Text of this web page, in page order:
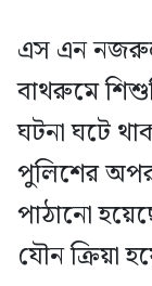
এস এন
বাথরুমে
ঘটনা ঘটে
পুলিশের
পাঠানো
যৌন ক্রিয়া